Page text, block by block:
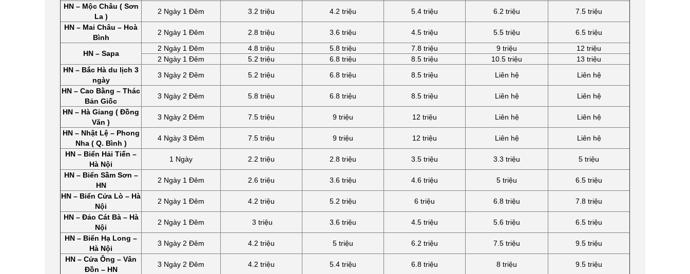
HN – Mộc Châu ( Sơn
La )
2 Ngày 1 Đêm 3.2 triệu 4.2 triệu 5.4 triệu 6.2 triệu
7.5 triệu
HN – Mai Châu – Hoà
Bình
2 Ngày 1 Đêm 2.8 triệu 3.6 triệu 4.5 triệu 5.5 triệu 6.5 triệu
HN – Sapa
2 Ngày 1 Đêm 4.8 triệu 5.8 triệu 7.8 triệu 9 triệu
12 triệu
2 Ngày 1 Đêm
5.2 triệu 6.8 triệu 8.5 triệu 10.5 triệu
13 triệu
HN – Bắc Hà du lịch 3
ngày
3 Ngày 2 Đêm 5.2 triệu 6.8 triệu 8.5 triệu Liên hệ
Liên hệ
HN – Cao Bằng – Thác
Bản Giốc
3 Ngày 2 Đêm 5.8 triệu 6.8 triệu 8.5 triệu Liên hệ
Liên hệ
HN – Hà Giang ( Đồng
Văn )
3 Ngày 2 Đêm 7.5 triệu 9 triệu 12 triệu Liên hệ
Liên hệ
HN – Nhật Lệ – Phong
Nha ( Q. Bình )
4 Ngày 3 Đêm 7.5 triệu 9 triệu 12 triệu Liên hệ
Liên hệ
HN – Biển Hải Tiến –
Hà Nội
1 Ngày 2.2 triệu 2.8 triệu 3.5 triệu 3.3 triệu
5 triệu
HN – Biển Sầm Sơn –
HN
2 Ngày 1 Đêm 2.6 triệu 3.6 triệu 4.6 triệu 5 triệu
6.5 triệu
HN – Biển Cửa Lò – Hà
Nội
2 Ngày 1 Đêm 4.2 triệu 5.2 triệu 6 triệu 6.8 triệu
7.8 triệu
HN – Đảo Cát Bà – Hà
Nội
2 Ngày 1 Đêm 3 triệu 3.6 triệu 4.5 triệu 5.6 triệu
6.5 triệu
HN – Biển Hạ Long –
Hà Nội
3 Ngày 2 Đêm 4.2 triệu 5 triệu 6.2 triệu 7.5 triệu
9.5 triệu
HN – Cửa Ông – Vân
Đồn – HN
3 Ngày 2 Đêm 4.2 triệu 5.4 triệu 6.8 triệu 8 triệu
9.5 triệu